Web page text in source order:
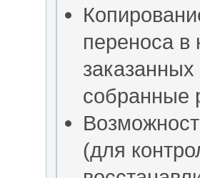
переноса в
собранные
(для